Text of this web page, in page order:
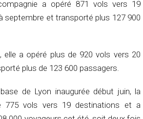
a opéré 871 vols vers 19
septembre et transporté plus 127 900
elle a opéré plus de 920 vols vers 20
plus de 123 600 passagers.
de Lyon inaugurée début juin, la
775 vols vers 19 destinations et a